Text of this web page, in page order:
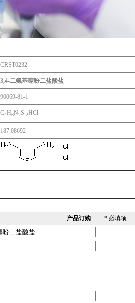
CRST0232
3,4-二氨基噻吩二盐酸盐
90069-81-1
C4H6N2S.2HCl
187.08692
产品订购* 必填项